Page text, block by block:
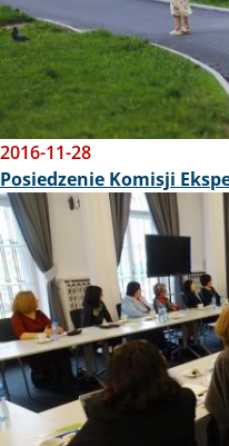
2016-11-28
Posiedzenie Komisji
Obraz